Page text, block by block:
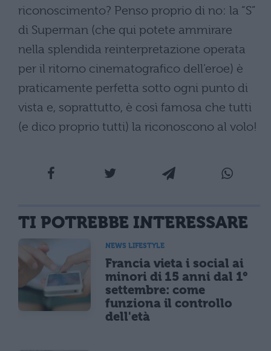
riconoscimento? Penso proprio di no: la “S”
di Superman (che qui potete ammirare
nella splendida reinterpretazione operata
per il ritorno cinematografico dell’eroe) è
praticamente perfetta sotto ogni punto di
vista e, soprattutto, è così famosa che tutti
(e dico proprio tutti) la riconoscono al volo!
TI POTREBBE INTERESSARE
NEWS LIFESTYLE
Francia vieta i social ai
minori di 15 anni dal 1°
settembre: come
funziona il controllo
dell'età